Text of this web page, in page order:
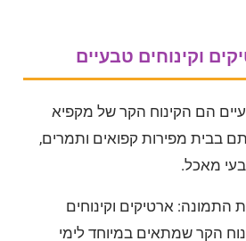
וקינוחים טבעיים
הם הקינוח הקר של מקפיא
בבית מפירות קפואים ותמרים,
מאכל.
התמונה: ארטיקים וקינוחים
הקר שמתאים במיוחד לימי